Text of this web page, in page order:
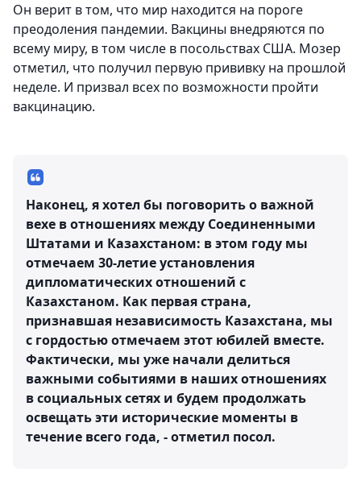
Он верит в том, что мир находится на пороге
преодоления пандемии. Вакцины внедряются по
всему миру, в том числе в посольствах США. Мозер
отметил, что получил первую прививку на прошлой
неделе. И призвал всех по возможности пройти
вакцинацию.
Наконец, я хотел бы поговорить о важной
вехе в отношениях между Соединенными
Штатами и Казахстаном: в этом году мы
отмечаем 30-летие установления
дипломатических отношений с
Казахстаном. Как первая страна,
признавшая независимость Казахстана, мы
с гордостью отмечаем этот юбилей вместе.
Фактически, мы уже начали делиться
важными событиями в наших отношениях
в социальных сетях и будем продолжать
освещать эти исторические моменты в
течение всего года, - отметил посол.